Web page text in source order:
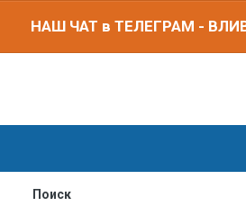
НАШ ЧАТ в ТЕЛЕГРАМ -
Поиск